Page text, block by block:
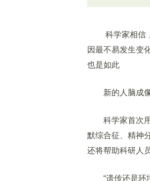
科学家相信，
因最不易发生变
也是如此
新的人脑成像
科学家首次用
默综合征、精神
还将帮助科研人
“遗传还是环